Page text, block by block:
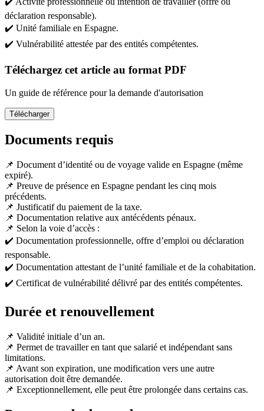
déclaration responsable).
✔️ Unité familiale en Espagne.
✔️ Vulnérabilité attestée par des entités compétentes.
Téléchargez cet article au format PDF
Un guide de référence pour la demande d'autorisation
Télécharger
Documents requis
📌 Document d’identité ou de voyage valide en Espagne (même
expiré).
📌 Preuve de présence en Espagne pendant les cinq mois
précédents.
📌 Justificatif du paiement de la taxe.
📌 Documentation relative aux antécédents pénaux.
📌 Selon la voie d’accès :
✔️ Documentation professionnelle, offre d’emploi ou déclaration
responsable.
✔️ Documentation attestant de l’unité familiale et de la cohabitation.
✔️ Certificat de vulnérabilité délivré par des entités compétentes.
Durée et renouvellement
📌 Validité initiale d’un an.
📌 Permet de travailler en tant que salarié et indépendant sans
limitations.
📌 Avant son expiration, une modification vers une autre
autorisation doit être demandée.
📌 Exceptionnellement, elle peut être prolongée dans certains cas.